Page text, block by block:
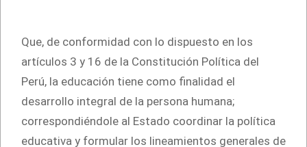
Que, de conformidad con lo dispuesto en los
artículos 3 y 16 de la Constitución Política del
Perú, la educación tiene como finalidad el
desarrollo integral de la persona humana;
correspondiéndole al Estado coordinar la política
educativa y formular los lineamientos generales de